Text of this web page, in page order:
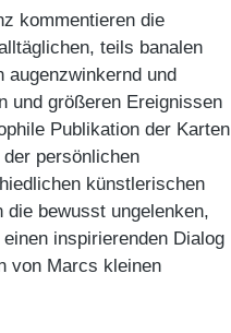
kommentieren die
teils banalen
augenzwinkernd und
und größeren Ereignissen
Publikation der Karten
persönlichen
künstlerischen
die bewusst ungelenken,
inspirierenden Dialog
von Marcs kleinen